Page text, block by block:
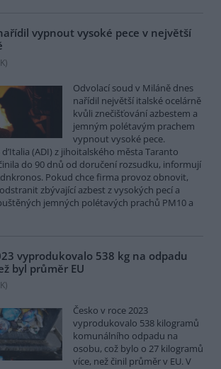
vypnout vysoké pece v největší
)
Odvolací soud v Miláně dnes
nařídil největší italské ocelárně
kvůli znečišťování azbestem a
jemným polétavým prachem
vypnout vysoké pece.
(ADI) z jihoitalského města Taranto
do 90 dnů od doručení rozsudku, informují
Pokud chce firma provoz obnovit,
zbývající azbest z vysokých pecí a
jemných polétavých prachů PM10 a
vyprodukovalo 538 kg na odpadu
byl průměr EU
)
Česko v roce 2023
vyprodukovalo 538 kilogramů
komunálního odpadu na
osobu, což bylo o 27 kilogramů
více, než činil průměr v EU. V